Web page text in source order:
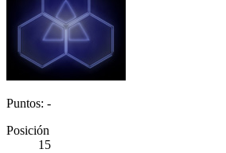
Puntos: -
Posición
15